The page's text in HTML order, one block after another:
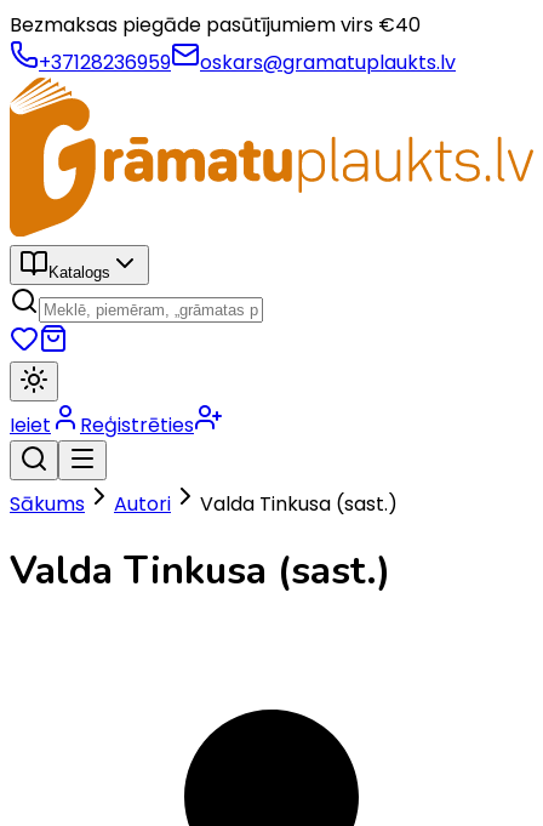
Bezmaksas piegāde pasūtījumiem virs €40
+37128236959
oskars@gramatuplaukts.lv
Katalogs
Ieiet Reģistrēties
Sākums Autori Valda Tinkusa (sast.)
Valda Tinkusa (sast.)